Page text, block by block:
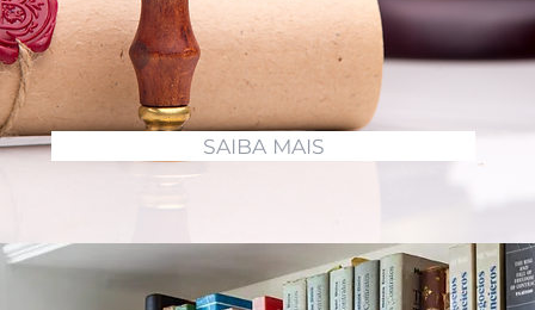
SAIBA MAIS